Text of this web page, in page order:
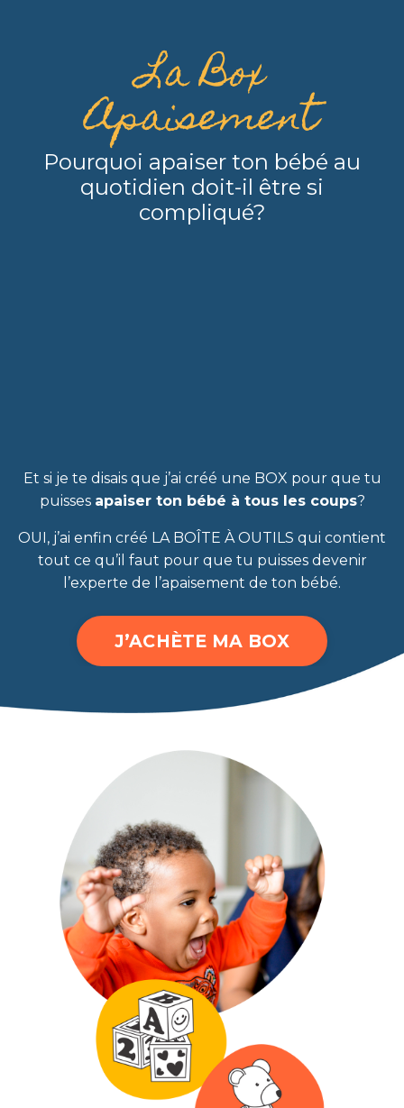
La Box
Apaisement
Pourquoi apaiser ton bébé au
quotidien doit-il être si
compliqué?
Et si je te disais que j’ai créé une BOX pour que tu
puisses apaiser ton bébé à tous les coups?
OUI, j’ai enfin créé LA BOÎTE À OUTILS qui contient
tout ce qu’il faut pour que tu puisses devenir
l’experte de l’apaisement de ton bébé.
J’ACHÈTE MA BOX